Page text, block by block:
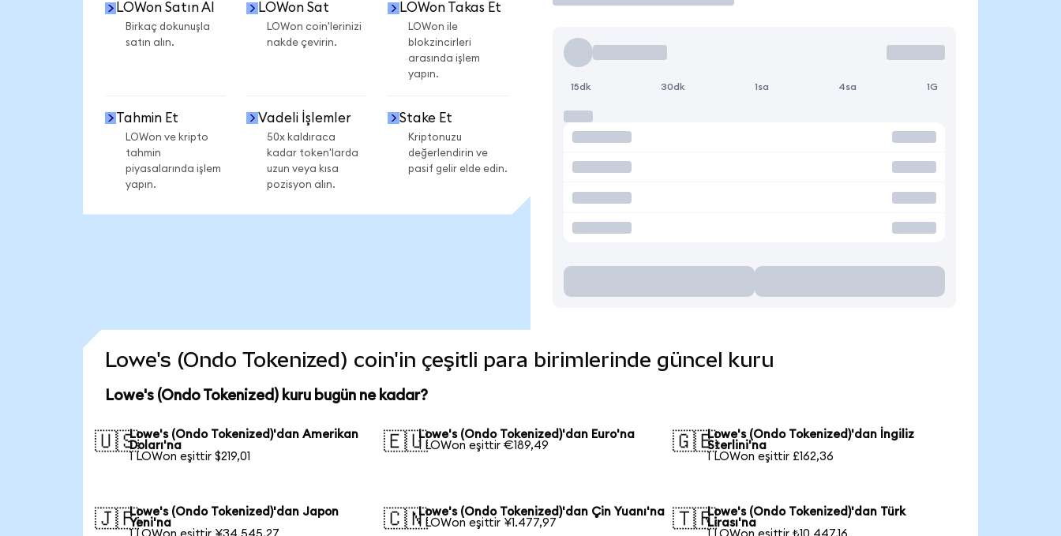
LOWon Satın Al
Birkaç dokunuşla
satın alın.
LOWon Sat
LOWon coin'lerinizi
nakde çevirin.
LOWon Takas Et
LOWon ile
blokzincirleri
arasında işlem
yapın.
Tahmin Et
LOWon ve kripto
tahmin
piyasalarında işlem
yapın.
Vadeli İşlemler
50x kaldıraca
kadar token'larda
uzun veya kısa
pozisyon alın.
Stake Et
Kriptonuzu
değerlendirin ve
pasif gelir elde edin.
15dk 30dk 1sa 4sa 1G
Lowe's (Ondo Tokenized) coin'in çeşitli para birimlerinde güncel kuru
Lowe's (Ondo Tokenized) kuru bugün ne kadar?
🇺🇸Lowe's (Ondo Tokenized)'dan Amerikan
Doları'na
1 LOWon eşittir $219,01
🇪🇺Lowe's (Ondo Tokenized)'dan Euro'na
1 LOWon eşittir €189,49
🇬🇧Lowe's (Ondo Tokenized)'dan İngiliz
Sterlini'na
1 LOWon eşittir £162,36
🇯🇵Lowe's (Ondo Tokenized)'dan Japon
Yeni'na
🇨🇳Lowe's (Ondo Tokenized)'dan Çin Yuanı'na
1 LOWon eşittir ¥1.477,97
🇹🇷Lowe's (Ondo Tokenized)'dan Türk
Lirası'na